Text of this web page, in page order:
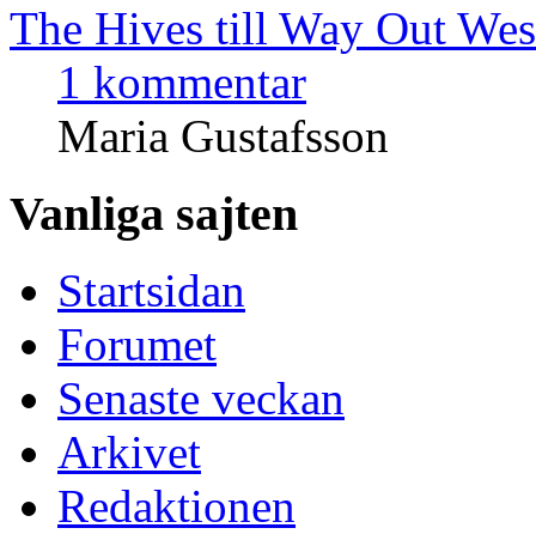
The Hives till Way Out
1 kommentar
Maria Gustafsson
Vanliga sajten
Startsidan
Forumet
Senaste veckan
Arkivet
Redaktionen